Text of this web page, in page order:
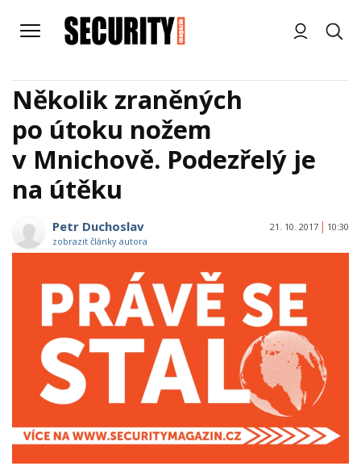
Několik zraněných
po útoku nožem
v Mnichově. Podezřelý je
na útěku
Petr Duchoslav
zobrazit články autora
21. 10. 2017 10:30